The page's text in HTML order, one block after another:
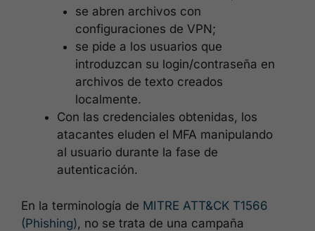
se abren archivos con
configuraciones de VPN;
se pide a los usuarios que
introduzcan su login/contraseña en
archivos de texto creados
localmente.
Con las credenciales obtenidas, los
atacantes eluden el MFA manipulando
al usuario durante la fase de
autenticación.
En la terminología de MITRE ATT&CK T1566
(Phishing), no se trata de una campaña